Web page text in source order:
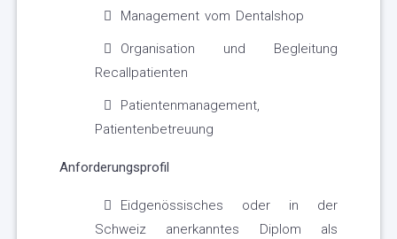
Management vom Dentalshop
Organisation und Begleitung
Recallpatienten
Patientenmanagement,
Patientenbetreuung
Anforderungsprofil
Eidgenössisches oder in der
Schweiz anerkanntes Diplom als